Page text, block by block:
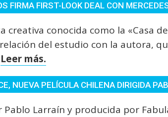
FIRMA FIRST-LOOK DEAL CON
creativa conocida como la «Casa
del estudio con la autora,
Leer más.
NUEVA PELÍCULA CHILENA DIRIGIDA
Larraín y producida por